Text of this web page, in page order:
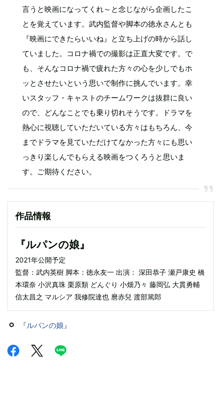
言うと映画になってくれ～と念じながら企画したこ
とを覚えています。武内監督や脚本の徳永さんとも
『映画にできたらいいね』と立ち上げの時から話し
ていました。コロナ禍での撮影は正直大変です。で
も、そんなコロナ禍で疲れた方々の心を少しでもホ
ッとさせたいという思いで制作に挑んでいます。幸
いスタッフ・キャストのチームワークは抜群に良い
ので、どんなことでも乗り切れそうです。ドラマを
熱心に視聴していただいている方々はもちろん、今
までドラマを見ていただけてなかった方々にも思い
っきり楽しんでもらえる映画をつくろうと思いま
す。ご期待ください。
作品情報
『ルパンの娘』
2021年公開予定
監督：武内英樹 脚本：徳永友⼀ 出演： 深田恭子 瀬戸康史 橋
本環奈 小沢真珠 栗原類 どんぐり ⼩畑乃々 藤岡弘 大貫勇輔
信太昌之 マルシア 我修院達也 麿⾚兒 渡部篤郎
『ルパンの娘』